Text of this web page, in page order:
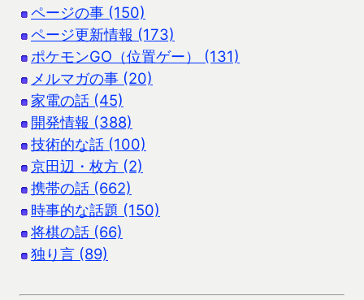
ページの事 (150)
ページ更新情報 (173)
ポケモンGO（位置ゲー） (131)
メルマガの事 (20)
家電の話 (45)
開発情報 (388)
技術的な話 (100)
京田辺・枚方 (2)
携帯の話 (662)
時事的な話題 (150)
将棋の話 (66)
独り言 (89)